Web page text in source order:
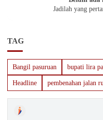
Jadilah yang
TAG
Bangil pasuruan bupati lira
Headline pembenahan jalan